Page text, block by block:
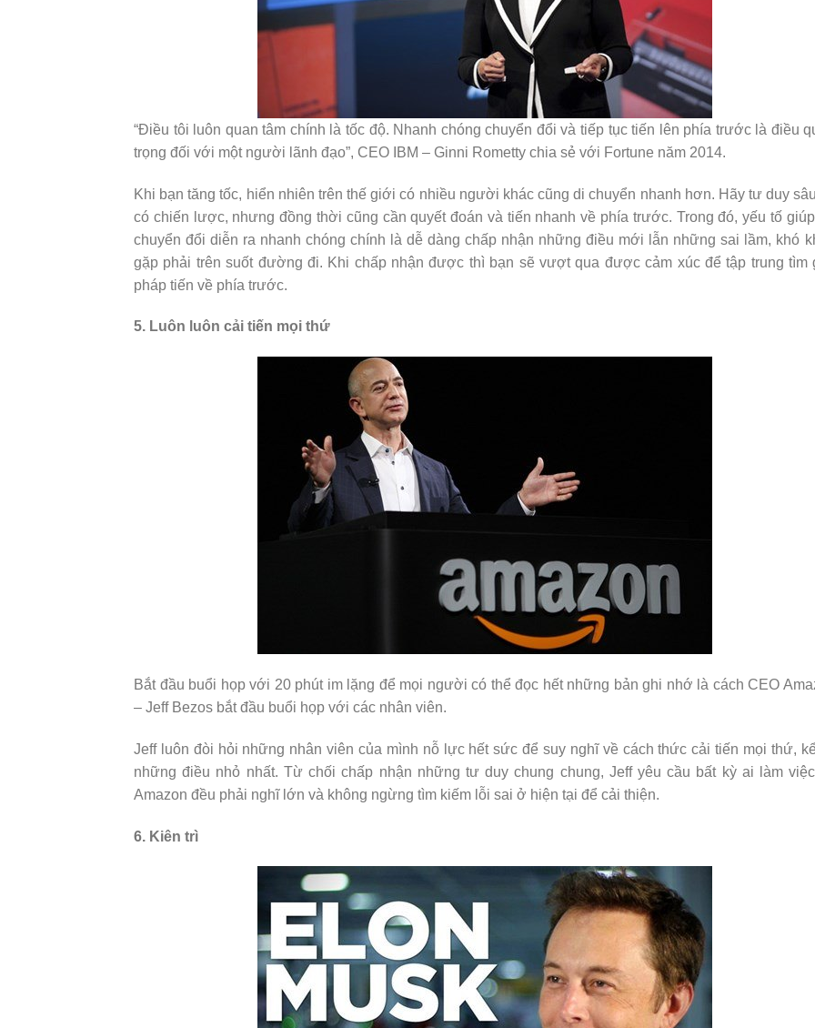
“Điều tôi luôn quan tâm chính là tốc độ. Nhanh chóng chuyển đổi và tiếp tục tiến lên phía trước là điều
trọng đối với một người lãnh đạo”, CEO IBM – Ginni Rometty chia sẻ với Fortune năm 2014.
Khi bạn tăng tốc, hiển nhiên trên thế giới có nhiều người khác cũng di chuyển nhanh hơn. Hãy tư duy
có chiến lược, nhưng đồng thời cũng cần quyết đoán và tiến nhanh về phía trước. Trong đó, yếu tố
chuyển đổi diễn ra nhanh chóng chính là dễ dàng chấp nhận những điều mới lẫn những sai lầm, khó
gặp phải trên suốt đường đi. Khi chấp nhận được thì bạn sẽ vượt qua được cảm xúc để tập trung tìm
pháp tiến về phía trước.
5. Luôn luôn cải tiến mọi thứ
Bắt đầu buổi họp với 20 phút im lặng để mọi người có thể đọc hết những bản ghi nhớ là cách CEO
– Jeff Bezos bắt đầu buổi họp với các nhân viên.
Jeff luôn đòi hỏi những nhân viên của mình nỗ lực hết sức để suy nghĩ về cách thức cải tiến mọi thứ,
những điều nhỏ nhất. Từ chối chấp nhận những tư duy chung chung, Jeff yêu cầu bất kỳ ai làm
Amazon đều phải nghĩ lớn và không ngừng tìm kiếm lỗi sai ở hiện tại để cải thiện.
6. Kiên trì